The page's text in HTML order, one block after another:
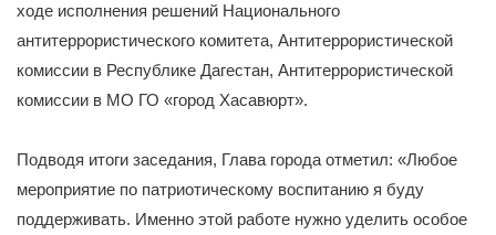
ходе исполнения решений Национального
антитеррористического комитета, Антитеррористической
комиссии в Республике Дагестан, Антитеррористической
комиссии в МО ГО «город Хасавюрт».
Подводя итоги заседания, Глава города отметил: «Любое
мероприятие по патриотическому воспитанию я буду
поддерживать. Именно этой работе нужно уделить особое